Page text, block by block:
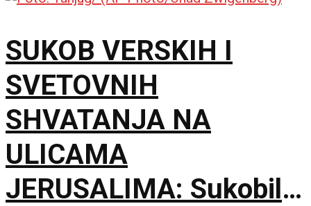
SUKOB VERSKIH I
SVETOVNIH
SHVATANJA NA
ULICAMA
JERUSALIMA: Sukobili